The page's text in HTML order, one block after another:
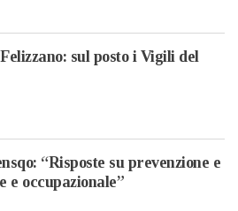
sul posto i Vigili del
“Risposte su prevenzione e
e occupazionale”